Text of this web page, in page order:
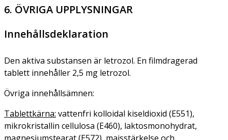
6. ÖVRIGA UPPLYSNINGAR
Innehållsdeklaration
Den aktiva substansen är letrozol. En filmdragerad
tablett innehåller 2,5 mg letrozol.
Övriga innehållsämnen:
Tablettkärna: vattenfri kolloidal kiseldioxid (E551),
mikrokristallin cellulosa (E460), laktosmonohydrat,